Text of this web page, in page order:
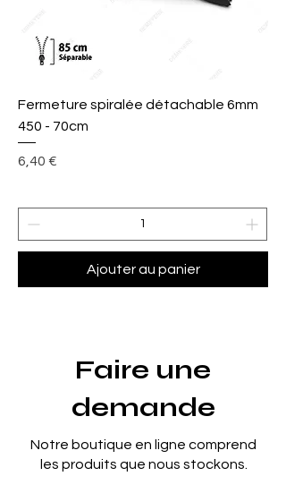
Fermeture spiralée détachable 6mm
450 - 70cm
Prix
6,40 €
Ajouter au panier
Faire une
demande
Notre boutique en ligne comprend
les produits que nous stockons.